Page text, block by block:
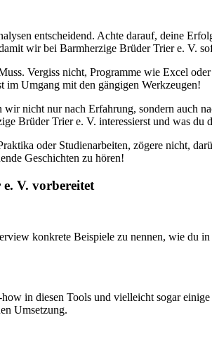
entscheidend. Achte darauf, deine
wir bei Barmherzige Brüder Trier e. V.
Vergiss nicht, Programme wie Excel
im Umgang mit den gängigen Werkzeugen!
nicht nur nach Erfahrung, sondern auch
Brüder Trier e. V. interessierst und was du
oder Studienarbeiten, zögere nicht,
Geschichten zu hören!
V. vorbereitet
konkrete Beispiele zu nennen, wie du
in diesen Tools und vielleicht sogar
Umsetzung.